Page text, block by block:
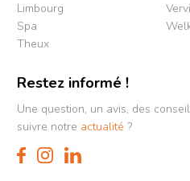
Limbourg
Spa
Theux
Restez informé !
Une question, un avis, des
suivre notre actualité ?